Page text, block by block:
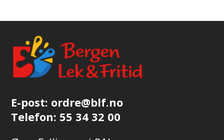
E-post: ordre@blf.no
Telefon: 55 34 32 00